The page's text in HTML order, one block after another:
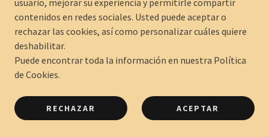
Doña María Cruz Díaz Álvarez, Presidenta del
Instituto de la Ingeniería de España. Entregan D.
Carlos Escudero de Burón, Presidente de la FCIII y
Doña Regina Revilla Pedreira, Presidenta de la
Fundación Carmen y Severo Ochoa.
usuario, mejorar su experiencia y permitirle compartir
contenidos en redes sociales. Usted puede aceptar o
rechazar las cookies, así como personalizar cuáles quiere
deshabilitar.
Puede encontrar toda la información en nuestra Política
de Cookies.
RECHAZAR ACEPTAR